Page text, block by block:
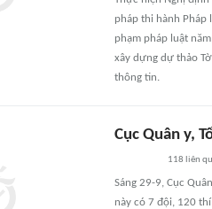
pháp thi hành Pháp
phạm pháp luật
xây dựng dự thảo
thông tin.
Cục Quân y,
118 liên
Sáng 29-9, Cục
này có 7 đội, 120